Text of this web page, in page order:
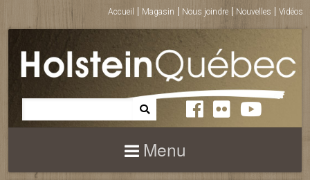
Accueil Magasin Nous joindre Nouvelles Vidéos
Menu